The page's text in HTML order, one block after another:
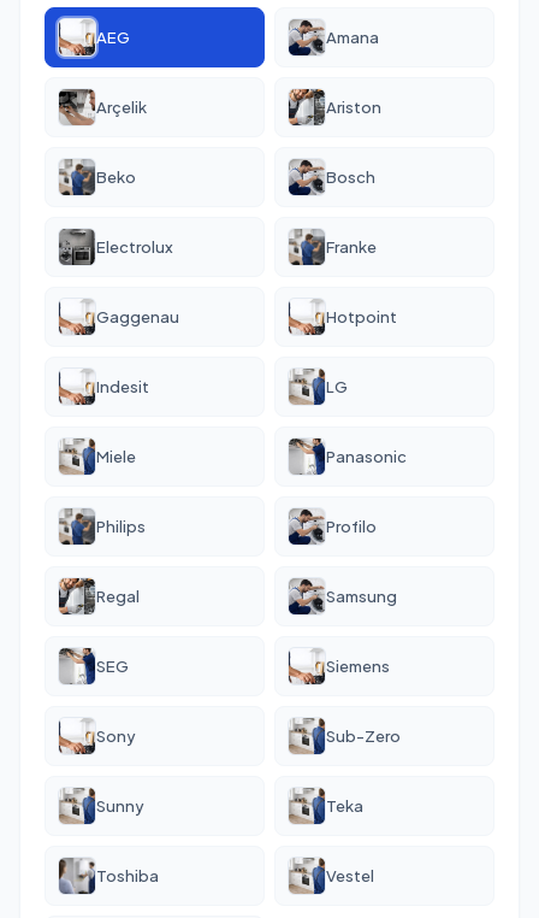
AEG Amana
Arçelik Ariston
Beko Bosch
Electrolux Franke
Gaggenau Hotpoint
Indesit LG
Miele Panasonic
Philips Profilo
Regal Samsung
SEG Siemens
Sony Sub-Zero
Sunny Teka
Toshiba Vestel